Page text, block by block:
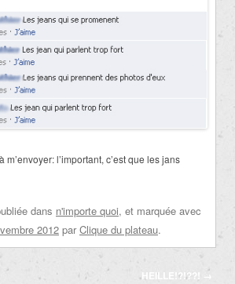
l’important, c’est que les jans
dans n'importe quoi, et marquée avec
2012 par Clique du plateau.
HEILLE!?!??! →